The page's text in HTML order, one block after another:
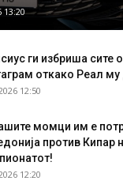
13:20
ги избриша сите
откако Реал
12:50
момци им е
против Кипар
12:20